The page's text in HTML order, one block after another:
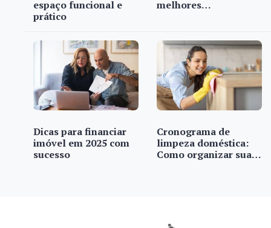
espaço funcional e
prático
melhores…
Dicas para financiar
imóvel em 2025 com
sucesso
Cronograma de
limpeza doméstica:
Como organizar sua…